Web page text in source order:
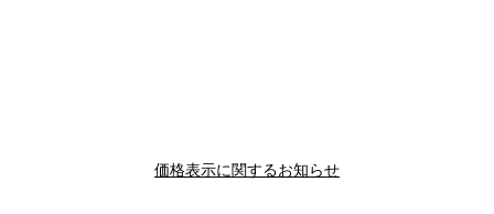
価格表示に関するお知らせ